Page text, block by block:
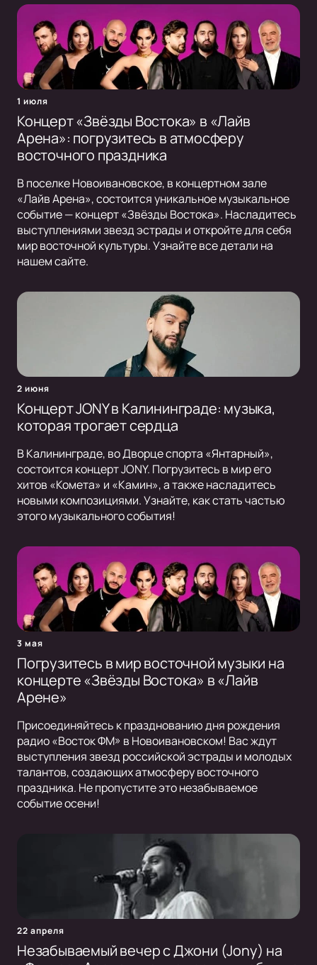
1 июля
Концерт «Звёзды Востока» в «Лайв
Арена»: погрузитесь в атмосферу
восточного праздника
В поселке Новоивановское, в концертном зале
«Лайв Арена», состоится уникальное музыкальное
событие — концерт «Звёзды Востока». Насладитесь
выступлениями звезд эстрады и откройте для себя
мир восточной культуры. Узнайте все детали на
нашем сайте.
2 июня
Концерт JONY в Калининграде: музыка,
которая трогает сердца
В Калининграде, во Дворце спорта «Янтарный»,
состоится концерт JONY. Погрузитесь в мир его
хитов «Комета» и «Камин», а также насладитесь
новыми композициями. Узнайте, как стать частью
этого музыкального события!
3 мая
Погрузитесь в мир восточной музыки на
концерте «Звёзды Востока» в «Лайв
Арене»
Присоединяйтесь к празднованию дня рождения
радио «Восток ФМ» в Новоивановском! Вас ждут
выступления звезд российской эстрады и молодых
талантов, создающих атмосферу восточного
праздника. Не пропустите это незабываемое
событие осени!
22 апреля
Незабываемый вечер с Джони (Jony) на